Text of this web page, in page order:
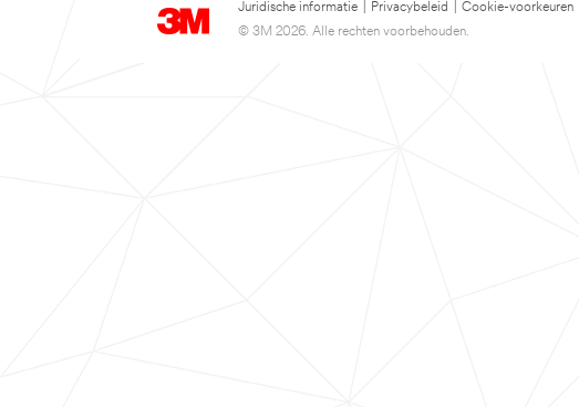
Juridische informatie Privacybeleid
Cookie-voorkeuren
© 3M 2026. Alle rechten voorbehouden.